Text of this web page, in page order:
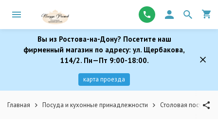
Вы из Ростова-на-Дону? Посетите наш
фирменный магазин по адресу: ул. Щербакова,
114/2. Пн—Пт 9:00-18:00.
карта проезда
Главная Посуда и кухонные принадлежности Столовая посуда